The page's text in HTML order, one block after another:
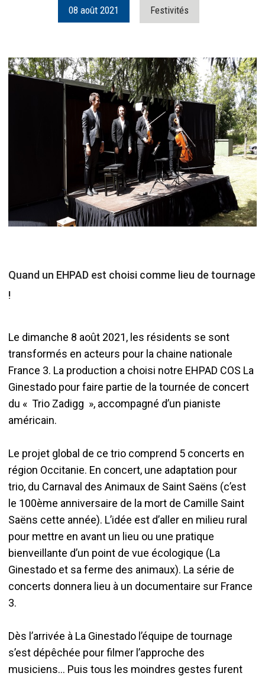
08 août 2021 Festivités
Quand un EHPAD est choisi comme lieu de tournage
!
Le dimanche 8 août 2021, les résidents se sont
transformés en acteurs pour la chaine nationale
France 3. La production a choisi notre EHPAD COS La
Ginestado pour faire partie de la tournée de concert
du « Trio Zadigg », accompagné d’un pianiste
américain.
Le projet global de ce trio comprend 5 concerts en
région Occitanie. En concert, une adaptation pour
trio, du Carnaval des Animaux de Saint Saëns (c’est
le 100ème anniversaire de la mort de Camille Saint
Saëns cette année). L’idée est d’aller en milieu rural
pour mettre en avant un lieu ou une pratique
bienveillante d’un point de vue écologique (La
Ginestado et sa ferme des animaux). La série de
concerts donnera lieu à un documentaire sur France
3.
Dès l’arrivée à La Ginestado l’équipe de tournage
s’est dépêchée pour filmer l’approche des
musiciens... Puis tous les moindres gestes furent